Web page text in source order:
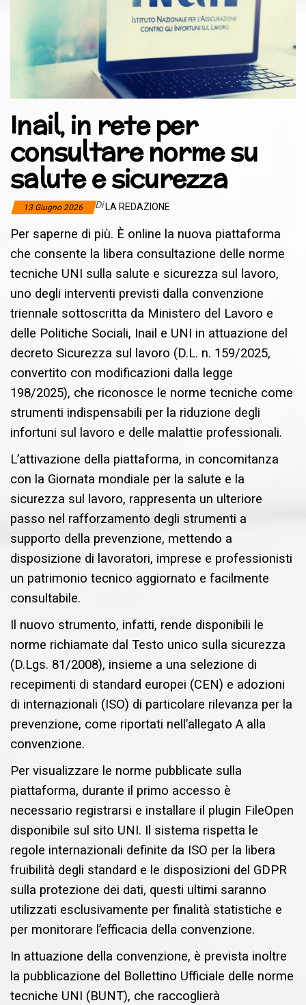
Inail, in rete per
consultare norme su
salute e sicurezza
13 Giugno 2026 Di LA REDAZIONE
Per saperne di più. È online la nuova piattaforma
che consente la libera consultazione delle norme
tecniche UNI sulla salute e sicurezza sul lavoro,
uno degli interventi previsti dalla convenzione
triennale sottoscritta da Ministero del Lavoro e
delle Politiche Sociali, Inail e UNI in attuazione del
decreto Sicurezza sul lavoro (D.L. n. 159/2025,
convertito con modificazioni dalla legge
198/2025), che riconosce le norme tecniche come
strumenti indispensabili per la riduzione degli
infortuni sul lavoro e delle malattie professionali.
L’attivazione della piattaforma, in concomitanza
con la Giornata mondiale per la salute e la
sicurezza sul lavoro, rappresenta un ulteriore
passo nel rafforzamento degli strumenti a
supporto della prevenzione, mettendo a
disposizione di lavoratori, imprese e professionisti
un patrimonio tecnico aggiornato e facilmente
consultabile.
Il nuovo strumento, infatti, rende disponibili le
norme richiamate dal Testo unico sulla sicurezza
(D.Lgs. 81/2008), insieme a una selezione di
recepimenti di standard europei (CEN) e adozioni
di internazionali (ISO) di particolare rilevanza per la
prevenzione, come riportati nell’allegato A alla
convenzione.
Per visualizzare le norme pubblicate sulla
piattaforma, durante il primo accesso è
necessario registrarsi e installare il plugin FileOpen
disponibile sul sito UNI. Il sistema rispetta le
regole internazionali definite da ISO per la libera
fruibilità degli standard e le disposizioni del GDPR
sulla protezione dei dati, questi ultimi saranno
utilizzati esclusivamente per finalità statistiche e
per monitorare l’efficacia della convenzione.
In attuazione della convenzione, è prevista inoltre
la pubblicazione del Bollettino Ufficiale delle norme
tecniche UNI (BUNT), che raccoglierà